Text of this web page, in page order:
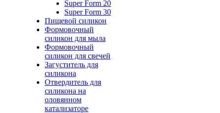
Super Form 20
Super Form 30
Пищевой силикон
Формовочный
силикон для мыла
Формовочный
силикон для свечей
Загуститель для
силикона
Отвердитель для
силикона на
оловянном
катализаторе